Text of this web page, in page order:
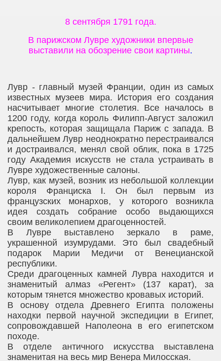
8 сентября 1791 года.
В парижском Лувре художники впервые
выставили на обозрение свои картины.
Лувр - главный музей Франции, один из самых
известных музеев мира. История его создания
насчитывает многие столетия. Все началось в
1200 году, когда король Филипп-Август заложил
крепость, которая защищала Париж с запада. В
дальнейшем Лувр неоднократно перестраивался
и достраивался, менял свой облик, пока в 1725
году Академия искусств не стала устраивать в
Лувре художественные салоны.
Лувр, как музей, возник из небольшой коллекции
короля Франциска I. Он был первым из
французских монархов, у которого возникла
идея создать собрание особо выдающихся
своим великолепием драгоценностей.
В Лувре выставлено зеркало в раме,
украшенной изумрудами. Это был свадебный
подарок Марии Медичи от Венецианской
республики.
Среди драгоценных камней Лувра находится и
знаменитый алмаз «Регент» (137 карат), за
которым тянется множество кровавых историй.
В основу отдела Древнего Египта положены
находки первой научной экспедиции в Египет,
сопровождавшей Наполеона в его египетском
походе.
В отделе античного искусства выставлена
знаменитая на весь мир Венера Милосская.